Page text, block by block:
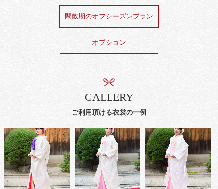
閑散期のオフシーズンプラン
オプション
ご利用頂ける衣裳の一例
GALLERY